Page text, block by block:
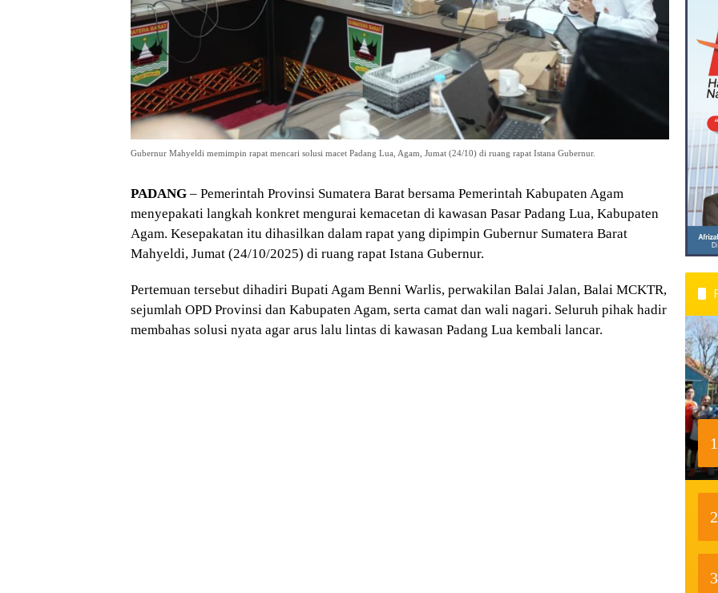
Gubernur Mahyeldi memimpin rapat mencari solusi macet Padang Lua, Agam, Jumat (24/10) di ruang rapat Istana Gubernur.
PADANG – Pemerintah Provinsi Sumatera Barat bersama Pemerintah Kabupaten Agam
menyepakati langkah konkret mengurai kemacetan di kawasan Pasar Padang Lua, Kabupaten
Agam. Kesepakatan itu dihasilkan dalam rapat yang dipimpin Gubernur Sumatera Barat
Mahyeldi, Jumat (24/10/2025) di ruang rapat Istana Gubernur.
Pertemuan tersebut dihadiri Bupati Agam Benni Warlis, perwakilan Balai Jalan, Balai MCKTR,
sejumlah OPD Provinsi dan Kabupaten Agam, serta camat dan wali nagari. Seluruh pihak hadir
membahas solusi nyata agar arus lalu lintas di kawasan Padang Lua kembali lancar.
1
2
3